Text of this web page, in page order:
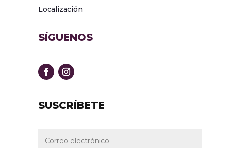
Localización
SÍGUENOS
SUSCRÍBETE